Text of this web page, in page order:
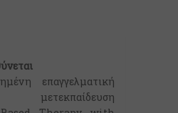
επαγγελματική